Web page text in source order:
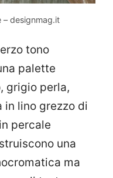
– designmag.it
tono
palette
grigio perla,
in lino grezzo di
percale
una
ma